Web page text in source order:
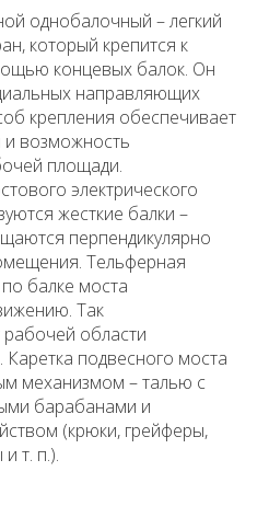
однобалочный – легкий
который крепится к
концевых балок. Он
направляющих
крепления обеспечивает
возможность
площади.
электрического
жесткие балки –
перпендикулярно
Тельферная
балке моста
Так
рабочей области
Каретка подвесного моста
механизмом – талью с
барабанами и
(крюки, грейферы,
т. п.).